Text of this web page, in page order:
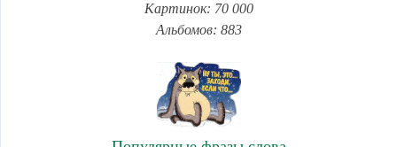
Картинок: 70 000
Альбомов: 883